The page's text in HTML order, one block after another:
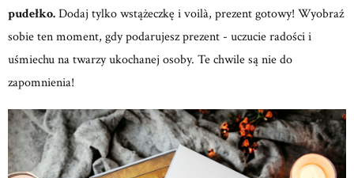
pudełko.Dodaj tylko wstążeczkę i voilà, prezent gotowy! Wyobraź
sobie ten moment, gdy podarujesz prezent - uczucie radości i
uśmiechu na twarzy ukochanej osoby. Te chwile są nie do
zapomnienia!